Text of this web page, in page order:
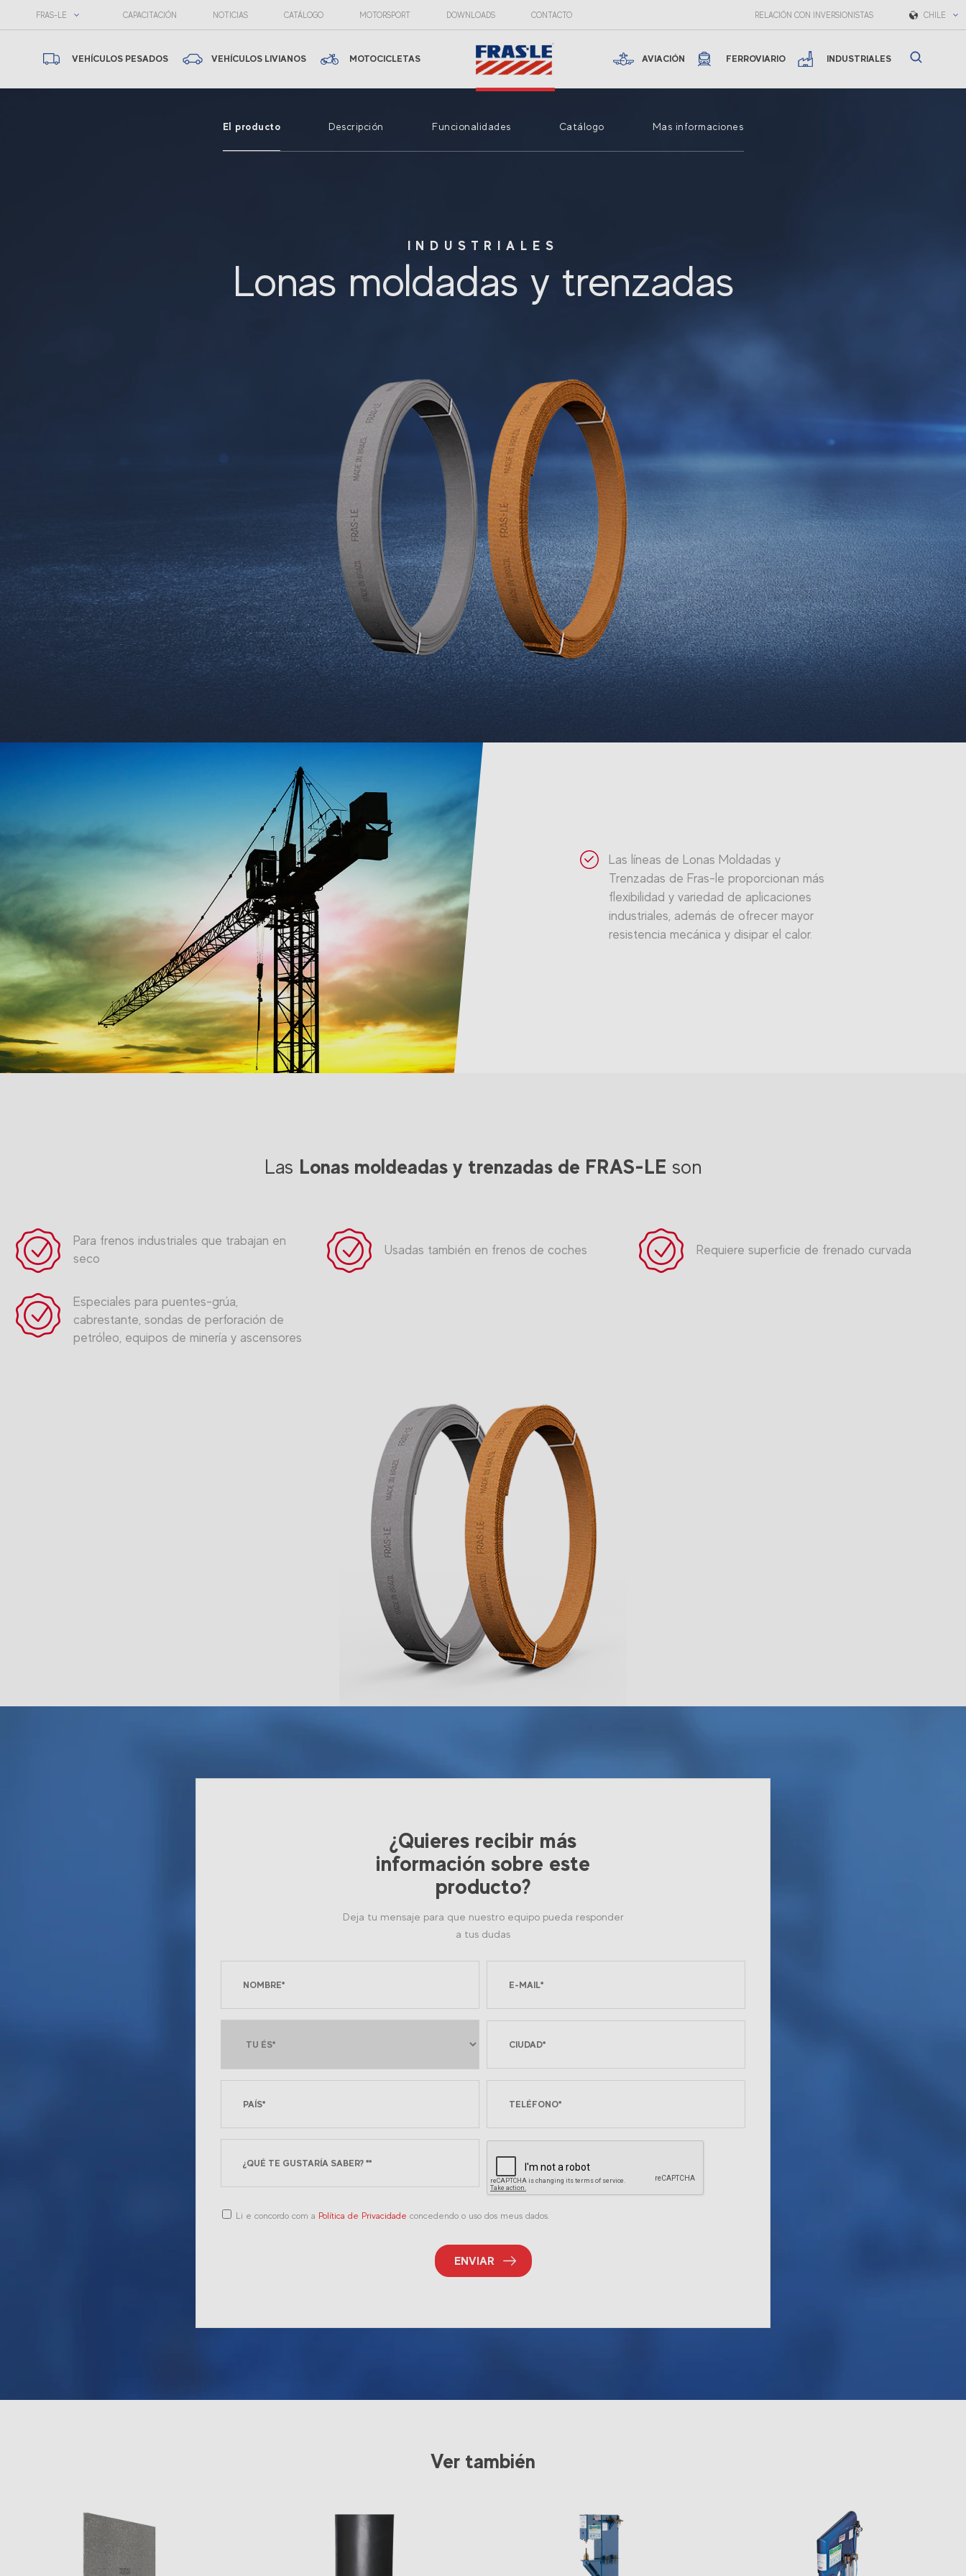
FRAS-LE CAPACITACIÓN NOTICIAS CATÁLOGO MOTORSPORT DOWNLOADS CONTACTO RELACIÓN CON INVERSIONISTAS CHILE
VEHÍCULOS PESADOS VEHÍCULOS LIVIANOS MOTOCICLETAS AVIACIÓN FERROVIARIO INDUSTRIALES
El producto Descripción Funcionalidades Catálogo Mas informaciones
INDUSTRIALES
Lonas moldadas y trenzadas
Las líneas de Lonas Moldadas y
Trenzadas de Fras-le proporcionan más
flexibilidad y variedad de aplicaciones
industriales, además de ofrecer mayor
resistencia mecánica y disipar el calor.
Las Lonas moldeadas y trenzadas de FRAS-LE son
Para frenos industriales que trabajan en
seco
Usadas también en frenos de coches Requiere superficie de frenado curvada
Especiales para puentes-grúa,
cabrestante, sondas de perforación de
petróleo, equipos de minería y ascensores
¿Quieres recibir más
información sobre este
producto?
Deja tu mensaje para que nuestro equipo pueda responder
a tus dudas
Li e concordo com a Política de Privacidade concedendo o uso dos meus dados.
ENVIAR
Ver también